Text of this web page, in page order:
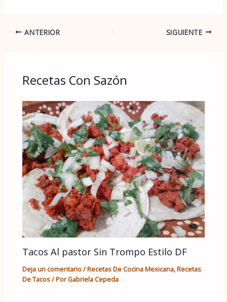
ANTERIOR SIGUIENTE
Recetas Con Sazón
Tacos Al pastor Sin Trompo Estilo DF
Deja un comentario/Recetas De Cocina Mexicana,Recetas
De Tacos/ PorGabriela Cepeda